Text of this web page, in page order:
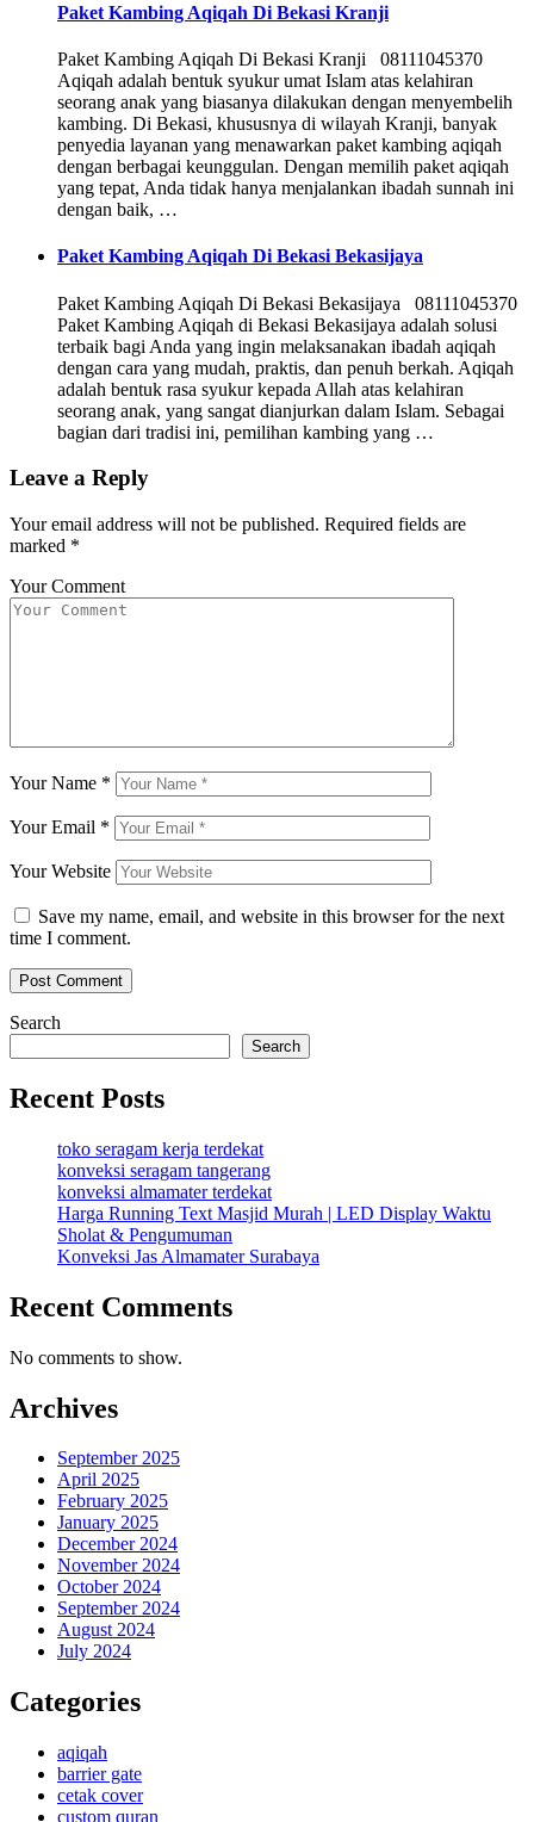
Paket Kambing Aqiqah Di Bekasi Kranji
Paket Kambing Aqiqah Di Bekasi Kranji 08111045370
Aqiqah adalah bentuk syukur umat Islam atas kelahiran
seorang anak yang biasanya dilakukan dengan menyembelih
kambing. Di Bekasi, khususnya di wilayah Kranji, banyak
penyedia layanan yang menawarkan paket kambing aqiqah
dengan berbagai keunggulan. Dengan memilih paket aqiqah
yang tepat, Anda tidak hanya menjalankan ibadah sunnah ini
dengan baik, …
Paket Kambing Aqiqah Di Bekasi Bekasijaya
Paket Kambing Aqiqah Di Bekasi Bekasijaya 08111045370
Paket Kambing Aqiqah di Bekasi Bekasijaya adalah solusi
terbaik bagi Anda yang ingin melaksanakan ibadah aqiqah
dengan cara yang mudah, praktis, dan penuh berkah. Aqiqah
adalah bentuk rasa syukur kepada Allah atas kelahiran
seorang anak, yang sangat dianjurkan dalam Islam. Sebagai
bagian dari tradisi ini, pemilihan kambing yang …
Leave a Reply
Your email address will not be published. Required fields are
marked *
Your Comment
Your Name *
Your Email *
Your Website
Save my name, email, and website in this browser for the next
time I comment.
Search
Search
Recent Posts
toko seragam kerja terdekat
konveksi seragam tangerang
konveksi almamater terdekat
Harga Running Text Masjid Murah | LED Display Waktu
Sholat & Pengumuman
Konveksi Jas Almamater Surabaya
Recent Comments
No comments to show.
Archives
September 2025
April 2025
February 2025
January 2025
December 2024
November 2024
October 2024
September 2024
August 2024
July 2024
Categories
aqiqah
barrier gate
cetak cover
custom quran